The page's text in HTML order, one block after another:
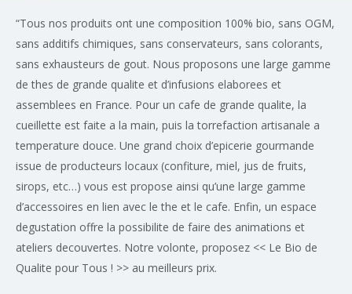
“Tous nos produits ont une composition 100% bio, sans OGM,
sans additifs chimiques, sans conservateurs, sans colorants,
sans exhausteurs de gout. Nous proposons une large gamme
de thes de grande qualite et d’infusions elaborees et
assemblees en France. Pour un cafe de grande qualite, la
cueillette est faite a la main, puis la torrefaction artisanale a
temperature douce. Une grand choix d’epicerie gourmande
issue de producteurs locaux (confiture, miel, jus de fruits,
sirops, etc…) vous est propose ainsi qu’une large gamme
d’accessoires en lien avec le the et le cafe. Enfin, un espace
degustation offre la possibilite de faire des animations et
ateliers decouvertes. Notre volonte, proposez << Le Bio de
Qualite pour Tous ! >> au meilleurs prix.